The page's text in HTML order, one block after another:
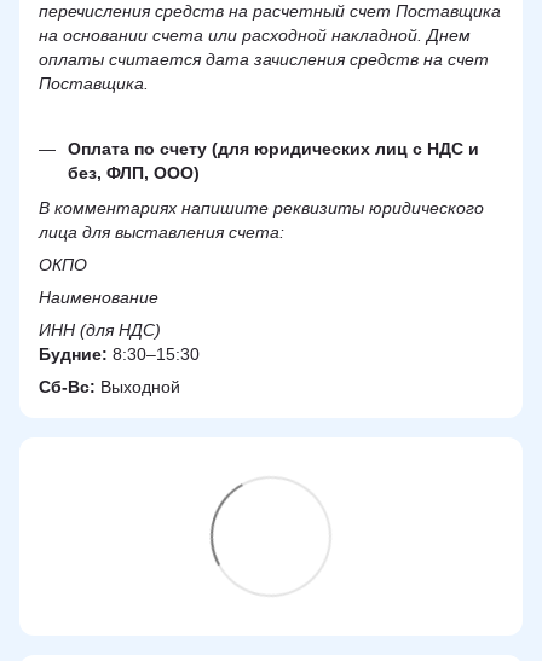
перечисления средств на расчетный счет Поставщика
на основании счета или расходной накладной. Днем
оплаты считается дата зачисления средств на счет
Поставщика.
Оплата по счету (для юридических лиц с НДС и
без, ФЛП, ООО)
В комментариях напишите реквизиты юридического
лица для выставления счета:
ОКПО
Наименование
ИНН (для НДС)
Будние: 8:30–15:30
Сб-Вс: Выходной